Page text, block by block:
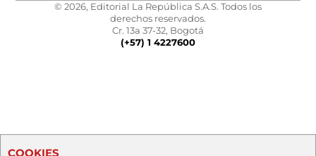
© 2026, Editorial La República S.A.S. Todos los
derechos reservados.
Cr. 13a 37-32, Bogotá
(+57) 1 4227600
COOKIES